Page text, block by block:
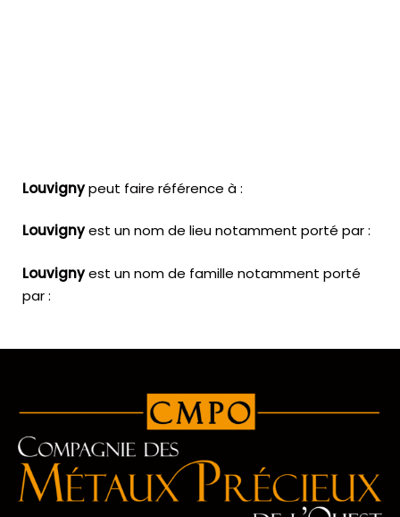
Louvignypeut faire référence à :
Louvignyest un nom de lieu notamment porté par :
Louvignyest un nom de famille notamment porté
par :